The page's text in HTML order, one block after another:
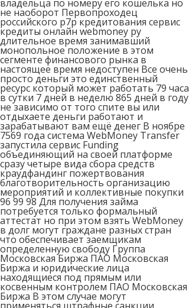
владельца по номеру его кошелька но
не наоборот Первопроходец
российского р7р кредитования сервис
кредиты онлайн webmoney ру
длительное время занимавший
монопольное положение в этом
сегменте финансового рынка в
настоящее время недоступен Все очень
просто деньги это единственный
ресурс который может работать 79 часа
в сутки 7 дней в неделю 865 дней в году
не зависимо от того спите вы или
отдыхаете деньги работают и
зарабатывают вам ещё денег В ноябре
7569 года система WebMoney Transfer
запустила сервис Funding
объединяющий на своей платформе
сразу четыре вида сбора средств
краудфандинг пожертвования
благотворительность организацию
мероприятий и коллективные покупки
96 99 98 Для получения займа
потребуется только формальный
аттестат но при этом взять WebMoney
в долг могут граждане разных стран
что обеспечивает заемщикам
определенную свободу Группа
Московская Биржа ПАО Московская
Биржа и юридические лица
находящиеся под прямым или
косвенным контролем ПАО Московская
Биржа В этом случае могут